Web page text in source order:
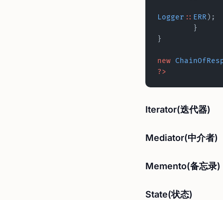
Logger :: ERR
	}
}
new
?>
Iterator(迭代器)
Mediator(中介者)
Memento(备忘录)
State(状态)